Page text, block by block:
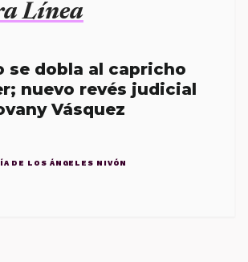
Línea
se dobla al capricho
nuevo revés judicial
Vásquez
DE LOS ÁNGELES NIVÓN